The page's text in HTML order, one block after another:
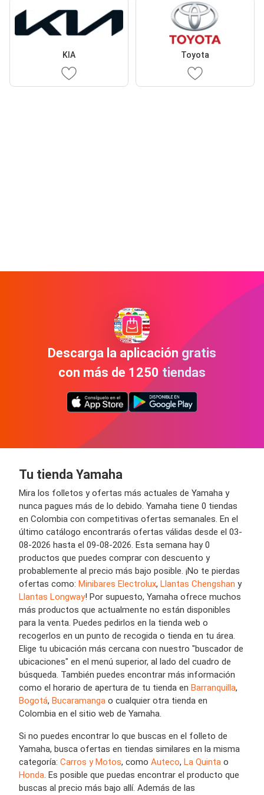
KIA Toyota
Descarga la aplicación gratis
con más de 1250 tiendas
Tu tienda Yamaha
Mira los folletos y ofertas más actuales de Yamaha y
nunca pagues más de lo debido. Yamaha tiene 0 tiendas
en Colombia con competitivas ofertas semanales. En el
último catálogo encontrarás ofertas válidas desde el 03-
08-2026 hasta el 09-08-2026. Esta semana hay 0
productos que puedes comprar con descuento y
probablemente al precio más bajo posible. ¡No te pierdas
ofertas como: Minibares Electrolux, Llantas Chengshan y
Llantas Longway! Por supuesto, Yamaha ofrece muchos
más productos que actualmente no están disponibles
para la venta. Puedes pedirlos en la tienda web o
recogerlos en un punto de recogida o tienda en tu área.
Elige tu ubicación más cercana con nuestro "buscador de
ubicaciones" en el menú superior, al lado del cuadro de
búsqueda. También puedes encontrar más información
como el horario de apertura de tu tienda en Barranquilla,
Bogotá, Bucaramanga o cualquier otra tienda en
Colombia en el sitio web de Yamaha.
Si no puedes encontrar lo que buscas en el folleto de
Yamaha, busca ofertas en tiendas similares en la misma
categoría: Carros y Motos, como Auteco, La Quinta o
Honda. Es posible que puedas encontrar el producto que
buscas al precio más bajo allí. Además de las